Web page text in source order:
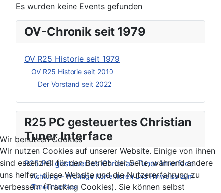
OV-Chronik seit 1979
OV R25 Historie seit 1979
OV R25 Historie seit 2010
Der Vorstand seit 2022
R25 PC gesteuertes Christian
Tuner Interface
R25 PC gesteuertes Christian Tuner Interface
Achtung – Wichtige Korrekturen und Hinweise zum
Tunerinterface
Es wurden keine Events gefunden
Wir benutzen Cookies
Wir nutzen Cookies auf unserer Website. Einige von ihnen
sind essenziell für den Betrieb der Seite, während andere
uns helfen, diese Website und die Nutzererfahrung zu
verbessern (Tracking Cookies). Sie können selbst